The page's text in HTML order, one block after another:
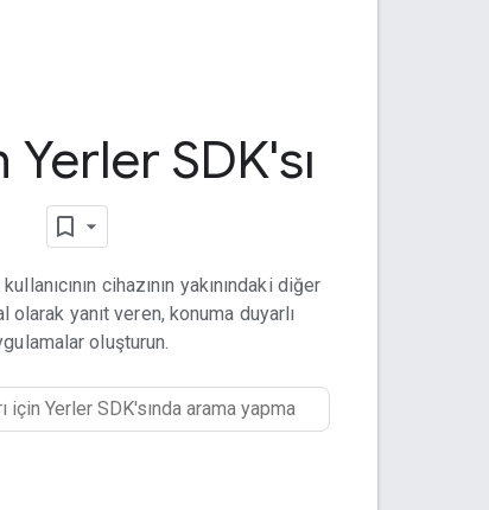
Yerler SDK'sı
cihazının yakınındaki diğer
yanıt veren, konuma duyarlı
oluşturun.